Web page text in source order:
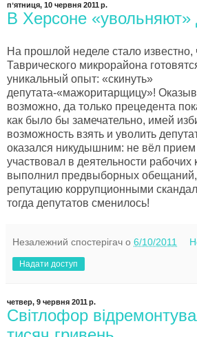
пʼятниця, 10 червня 2011 р.
В Херсоне «увольняют»
На прошлой неделе стало известно,
Таврического микрорайона
уникальный опыт: «скинуть»
депутата-«мажоритарщицу»!
возможно, да только прецедента
как было бы замечательно, имей
возможность взять и уволить
оказался никудышним: не вёл
участвовал в деятельности рабочих
выполнил предвыборных
репутацию коррупционными
тогда депутатов сменилось!
Незалежний спостерігач о 6/10/2011
Надати доступ
четвер, 9 червня 2011 р.
Світлофор